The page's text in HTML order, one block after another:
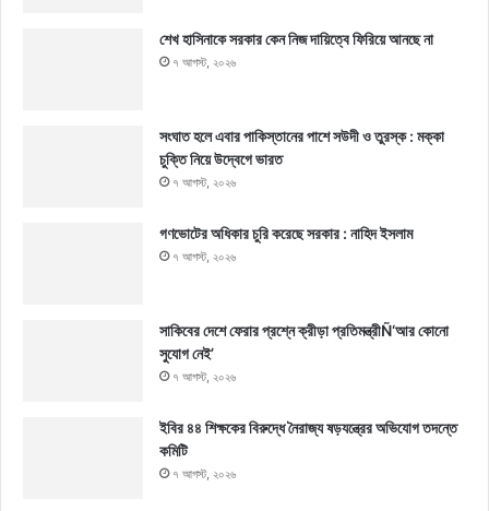
শেখ হাসিনাকে সরকার কেন নিজ দায়িত্বে ফিরিয়ে আনছে না
৭ আগস্ট, ২০২৬
সংঘাত হলে এবার পাকিস্তানের পাশে সউদী ও তুরস্ক : মক্কা
চুক্তি নিয়ে উদ্বেগে ভারত
৭ আগস্ট, ২০২৬
গণভোটের অধিকার চুরি করেছে সরকার : নাহিদ ইসলাম
৭ আগস্ট, ২০২৬
সাকিবের দেশে ফেরার প্রশ্নে ক্রীড়া প্রতিমন্ত্রীÑ‘আর কোনো
সুযোগ নেই’
৭ আগস্ট, ২০২৬
ইবির ৪৪ শিক্ষকের বিরুদ্ধে নৈরাজ্য ষড়যন্ত্রের অভিযোগ তদন্তে
কমিটি
৭ আগস্ট, ২০২৬